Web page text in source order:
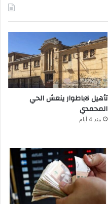
تأهيل لاباطوار ينعش الحي
المحمدي
منذ 4 أيام